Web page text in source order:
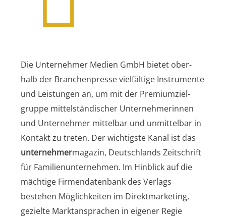
Die Unter­neh­mer Medi­en GmbH bie­tet ober­
halb der Bran­chen­pres­se viel­fäl­ti­ge Instru­men­te
und Leis­tun­gen an, um mit der Pre­mi­um­ziel­
grup­pe mit­tel­stän­di­scher Unter­neh­me­rin­nen
und Unter­neh­mer mit­tel­bar und unmit­tel­bar in
Kon­takt zu tre­ten. Der wich­tigs­te Kanal ist das
unter­neh­mermaga­zin, Deutsch­lands Zeit­schrift
für Fami­li­en­un­ter­neh­men. Im Hin­blick auf die
mäch­ti­ge Fir­men­da­ten­bank des Ver­lags
bestehen Mög­lich­kei­ten im Direkt­mar­ke­ting,
geziel­te Markt­an­spra­chen in eige­ner Regie